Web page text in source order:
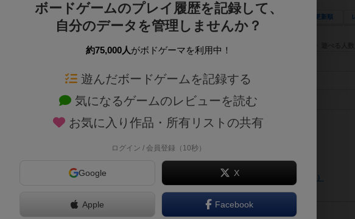
じっくり表示 さくさく表示 更新順
商品名、商品説明文、デザイナー名、テーマ名、メカニクス名を対象にフリーワード検索ができます。
ゲームデザイナー名を指定して検索できます。
ゲームデザイナー
対象年齢を指定します。 世界観や登場人物などモチーフ・ストー
テーマ/フレーバー
ディセント：ザ・シー・オブ・ブラッド（Descent: The Sea of Blood）
ボードゲームのプレイ履歴を記録して、
自分のデータを管理しませんか？
約75,000人がボドゲーマを利用中！
遊んだボードゲームを記録する
気になるゲームのレビューを読む
お気に入り作品・所有リストの共有
ログイン / 会員登録（10秒）
Google X
Apple Facebook